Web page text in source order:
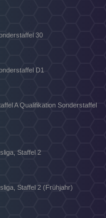
30
D1
A Qualifikation Sonderstaffel
Staffel 2
Staffel 2 (Frühjahr)